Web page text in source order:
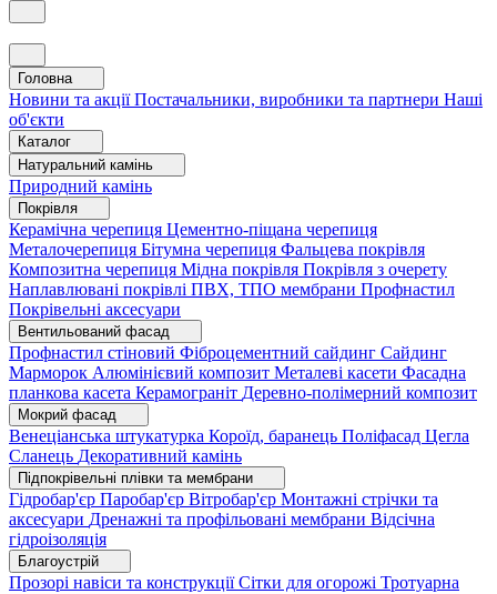
Головна
Новини та акціїПостачальники, виробники та партнери Наші
об'єкти
Каталог
Натуральний камінь
Природний камінь
Покрівля
Керамічна черепиця Цементно-піщана черепиця
Металочерепиця Бітумна черепиця Фальцева покрівля
Композитна черепиця Мідна покрівля Покрівля з очерету
Наплавлювані покрівлі ПВХ, ТПО мембрани Профнастил
Покрівельні аксесуари
Вентильований фасад
Профнастил стіновий Фіброцементний сайдинг Сайдинг
Марморок Алюмінієвий композит Металеві касети Фасадна
планкова касета Керамограніт Деревно-полімерний композит
Мокрий фасад
Венеціанська штукатурка Короїд, баранець Поліфасад Цегла
Сланець Декоративний камінь
Підпокрівельні плівки та мембрани
Гідробар'єр Паробар'єр Вітробар'єр Монтажні стрічки та
аксесуари Дренажні та профільовані мембрани Відсічна
гідроізоляція
Благоустрій
Прозорі навіси та конструкціїСітки для огорожі Тротуарна